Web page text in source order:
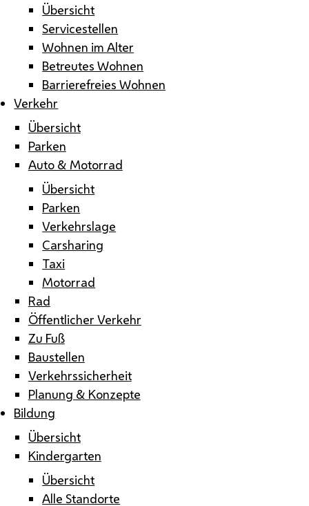
Übersicht
Servicestellen
Wohnen im Alter
Betreutes Wohnen
Barrierefreies Wohnen
Verkehr
Übersicht
Parken
Auto & Motorrad
Übersicht
Parken
Verkehrslage
Carsharing
Taxi
Motorrad
Rad
Öffentlicher Verkehr
Zu Fuß
Baustellen
Verkehrssicherheit
Planung & Konzepte
Bildung
Übersicht
Kindergarten
Übersicht
Alle Standorte